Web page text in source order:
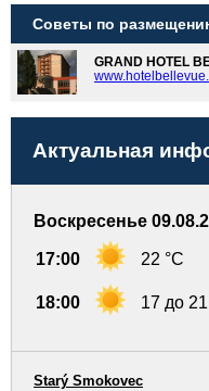
Советы по
GRAND HOTEL
Актуальная
Воскресенье
17:00 22 °C
18:00 17 до 21
Starý Smokovec